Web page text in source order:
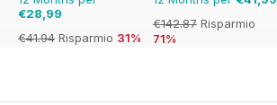
€28,99
€41.94 Risparmio 31%
€142.87 Risparmio
71%